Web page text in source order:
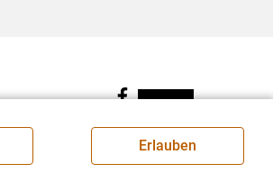
Facebook
Erlauben